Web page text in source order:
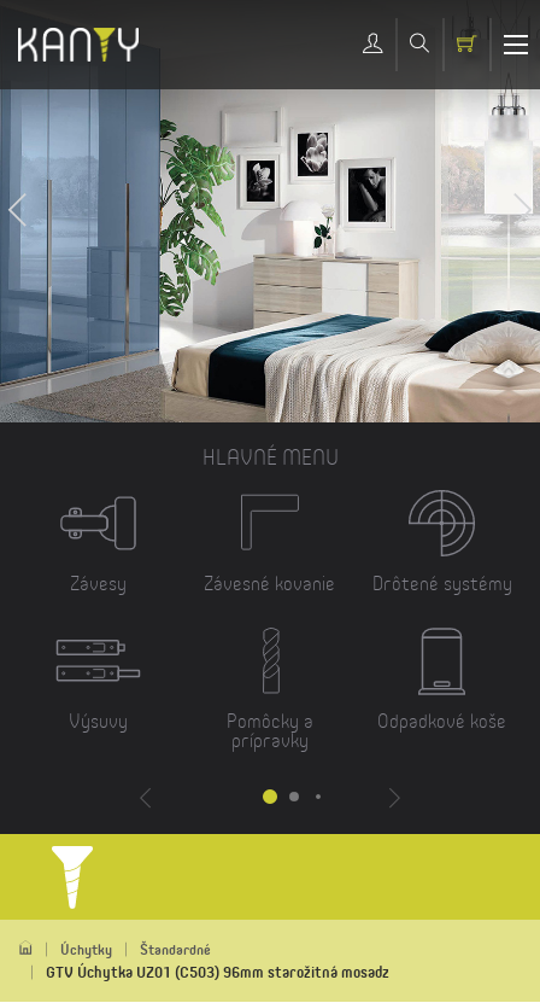
HLAVNÉ MENU
Závesy
Výsuvy
Závesné kovanie
Pomôcky a
prípravky
Drôtené systémy
Odpadkové koše
Úchytky Štandardné
GTV Úchytka UZ01 (C503) 96mm starožitná mosadz